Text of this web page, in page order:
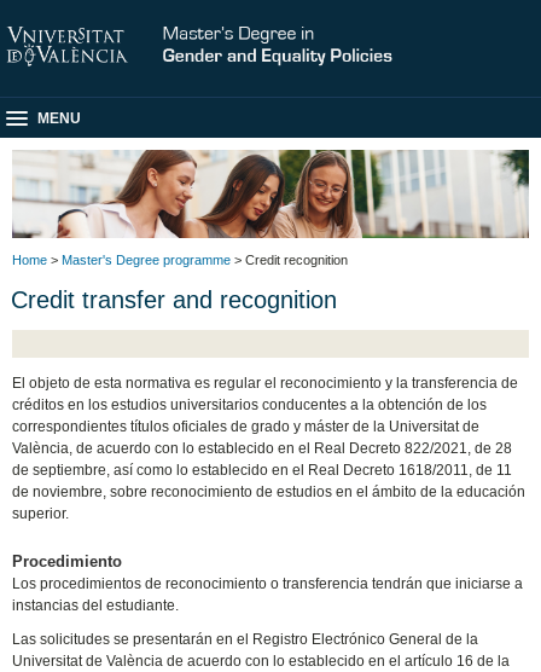
MENU
Home > Master's Degree programme > Credit recognition
Credit transfer and recognition
El objeto de esta normativa es regular el reconocimiento y la transferencia de
créditos en los estudios universitarios conducentes a la obtención de los
correspondientes títulos oficiales de grado y máster de la Universitat de
València, de acuerdo con lo establecido en el Real Decreto 822/2021, de 28
de septiembre, así como lo establecido en el Real Decreto 1618/2011, de 11
de noviembre, sobre reconocimiento de estudios en el ámbito de la educación
superior.
Procedimiento
Los procedimientos de reconocimiento o transferencia tendrán que iniciarse a
instancias del estudiante.
Las solicitudes se presentarán en el Registro Electrónico General de la
Universitat de València de acuerdo con lo establecido en el artículo 16 de la